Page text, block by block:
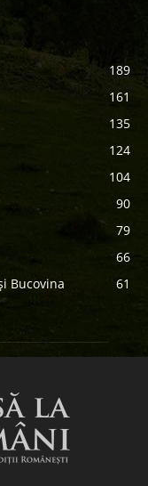
189
161
135
124
104
90
79
66
Bucovina
61